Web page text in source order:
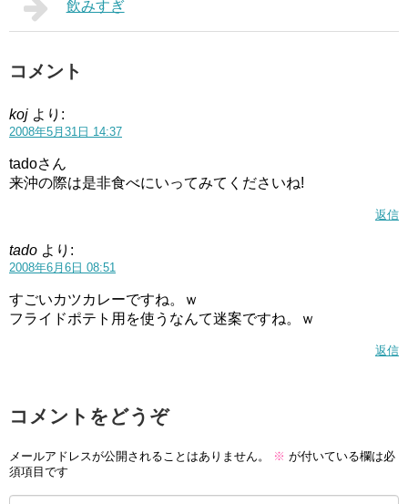
飲みすぎ
コメント
koj より:
2008年5月31日 14:37
tadoさん
来沖の際は是非食べにいってみてくださいね!
返信
tado より:
2008年6月6日 08:51
すごいカツカレーですね。ｗ
フライドポテト用を使うなんて迷案ですね。ｗ
返信
コメントをどうぞ
メールアドレスが公開されることはありません。 ※ が付いている欄は必
須項目です